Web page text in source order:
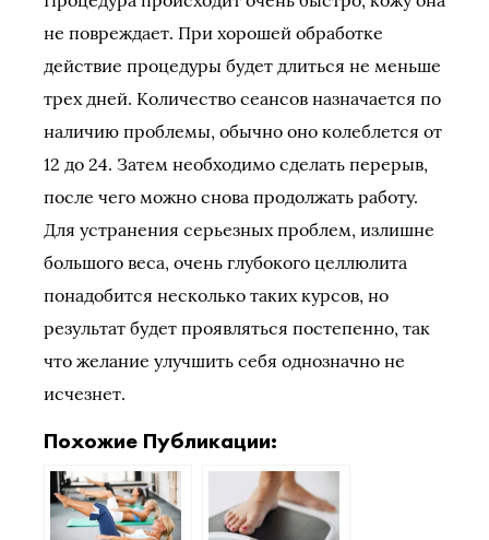
не повреждает. При хорошей обработке
действие процедуры будет длиться не меньше
трех дней. Количество сеансов назначается по
наличию проблемы, обычно оно колеблется от
12 до 24. Затем необходимо сделать перерыв,
после чего можно снова продолжать работу.
Для устранения серьезных проблем, излишне
большого веса, очень глубокого целлюлита
понадобится несколько таких курсов, но
результат будет проявляться постепенно, так
что желание улучшить себя однозначно не
исчезнет.
Похожие Публикации: